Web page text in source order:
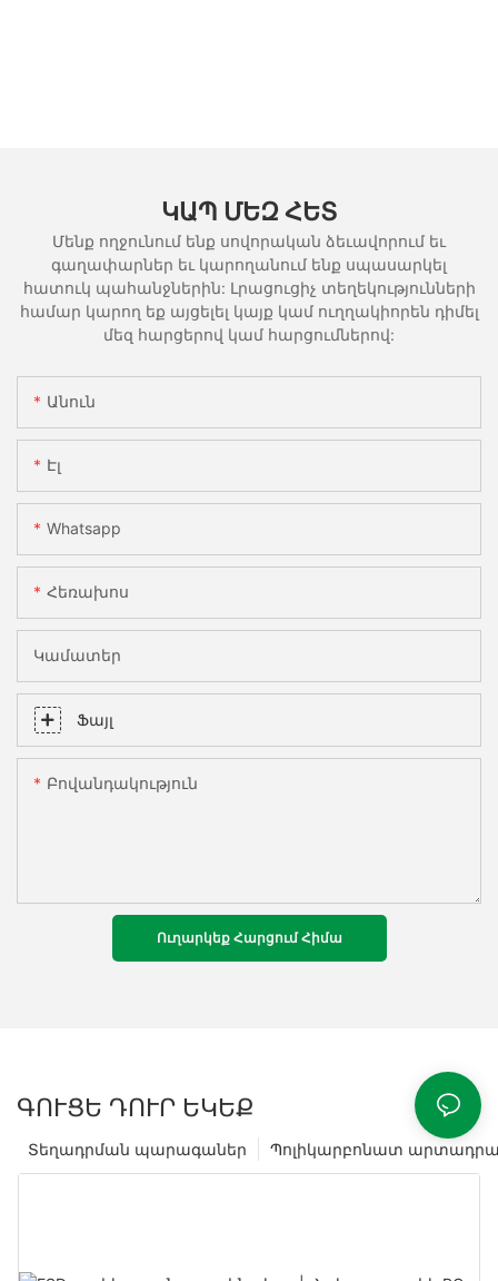
ԿԱՊ ՄԵԶ ՀԵՏ
Մենք ողջունում ենք սովորական ձեւավորում եւ
գաղափարներ եւ կարողանում ենք սպասարկել
հատուկ պահանջներին: Լրացուցիչ տեղեկությունների
համար կարող եք այցելել կայք կամ ուղղակիորեն դիմել
մեզ հարցերով կամ հարցումներով:
Անուն
Էլ
Whatsapp
Հեռախոս
Կամատեր
Ֆայլ
Բովանդակություն
Ուղարկեք Հարցում Հիմա
ԳՈՒՑԵ ԴՈՒՐ ԵԿԵՔ
Պոլիկարբոնատ
Տեղադրման պարագաներ